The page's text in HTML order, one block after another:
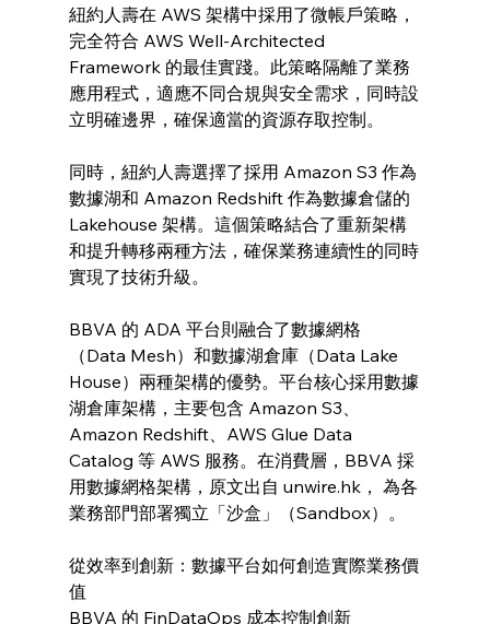
紐約人壽在 AWS 架構中採用了微帳戶策略，
完全符合 AWS Well-Architected
Framework 的最佳實踐。此策略隔離了業務
應用程式，適應不同合規與安全需求，同時設
立明確邊界，確保適當的資源存取控制。
同時，紐約人壽選擇了採用 Amazon S3 作為
數據湖和 Amazon Redshift 作為數據倉儲的
Lakehouse 架構。這個策略結合了重新架構
和提升轉移兩種方法，確保業務連續性的同時
實現了技術升級。
BBVA 的 ADA 平台則融合了數據網格
（Data Mesh）和數據湖倉庫（Data Lake
House）兩種架構的優勢。平台核心採用數據
湖倉庫架構，主要包含 Amazon S3、
Amazon Redshift、AWS Glue Data
Catalog 等 AWS 服務。在消費層，BBVA 採
用數據網格架構，原文出自 unwire.hk， 為各
業務部門部署獨立「沙盒」（Sandbox）。
從效率到創新：數據平台如何創造實際業務價
值
BBVA 的 FinDataOps 成本控制創新